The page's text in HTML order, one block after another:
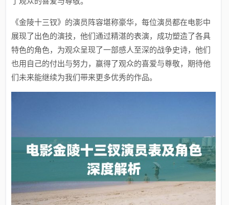
《金陵十三钗》的演员阵容堪称豪华，每位演员都在电影中
展现了出色的演技，他们通过精湛的表演，成功塑造了各具
特色的角色，为观众呈现了一部感人至深的战争史诗，他们
也用自己的付出与努力，赢得了观众的喜爱与尊敬，期待他
们未来能继续为我们带来更多优秀的作品。